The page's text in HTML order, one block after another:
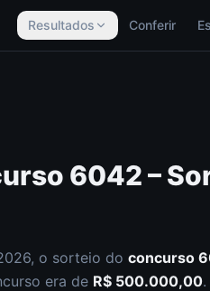
Resultados Conferir
6042–
, o sorteio do concurso
era de R$ 500.000,00.